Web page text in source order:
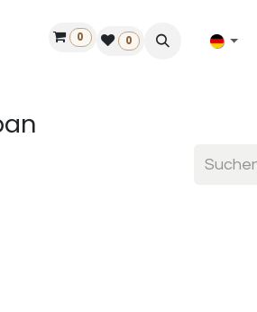
Finde einen Händler
0 0